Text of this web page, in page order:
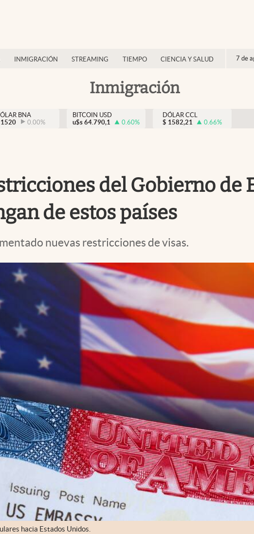
INMIGRACIÓN STREAMING TIEMPO CIENCIA Y SALUD 7 de
Inmigración
BNA
1520 0.00%
BITCOIN USD
u$s 64.790,1 0.60%
DÓLAR CCL
$ 1582,21 0.66%
del Gobierno de
de estos países
nuevas restricciones de visas.
hacia Estados Unidos.